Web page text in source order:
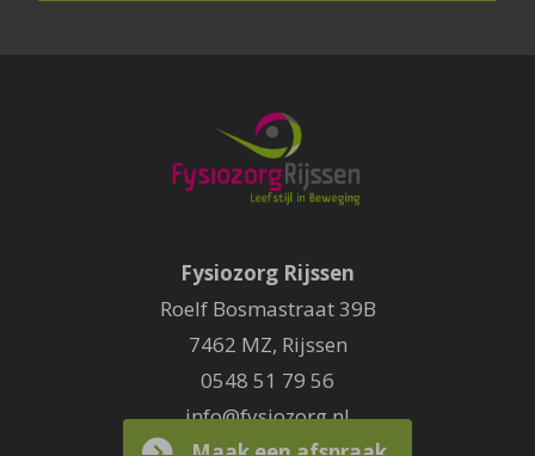
Fysiozorg Rijssen
Roelf Bosmastraat 39B
7462 MZ, Rijssen
0548 51 79 56
info@fysiozorg.nl